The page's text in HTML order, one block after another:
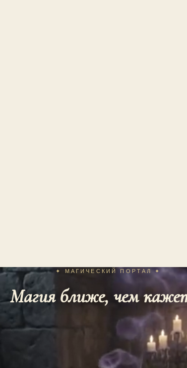
✦ МАГИЧЕСКИЙ ПОРТАЛ ✦
Магия ближе, чем